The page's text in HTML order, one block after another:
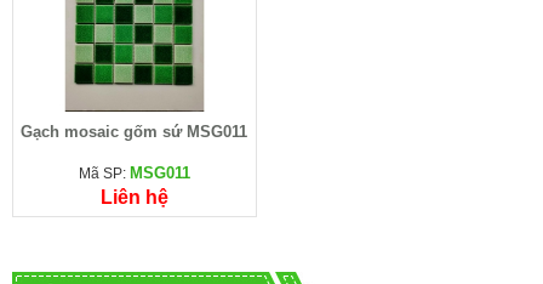
Gạch mosaic gốm sứ MSG011
Mã SP: MSG011
Liên hệ